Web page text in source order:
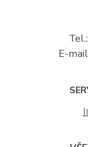
E-